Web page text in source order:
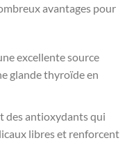
avantages pour
excellente source
glande thyroïde en
des antioxydants qui
libres et renforcent